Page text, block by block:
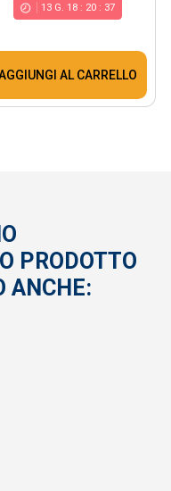
13G. 18: 20: 36
AL CARRELLO
PRODOTTO
ANCHE: